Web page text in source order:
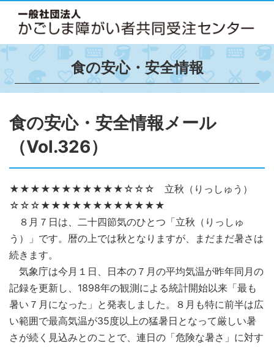
食の安心・安全情報
食の安心・安全情報メール
（Vol.326）
★★★★★★★★★★★☆☆☆ 立秋（りっしゅう）
☆☆☆★★★★★★★★★★★★
８月７日は、二十四節気のひとつ「立秋（りっしゅ
う）」です。暦の上では秋となりますが、まだまだ暑さは
続きます。
気象庁は今月１日、日本の７月の平均気温が昨年同月の
記録を更新し、1898年の観測による統計開始以来「最も
暑い７月になった」と発表しました。８月も特に前半は広
い範囲で最高気温が35度以上の猛暑日となって厳しい暑
さが続く見込みとのことで、連日の「危険な暑さ」に対す